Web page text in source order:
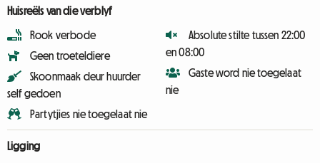
Huisreëls van die verblyf
Rook verbode
Geen troeteldiere
Skoonmaak deur huurder
self gedoen
Partytjies nie toegelaat nie
Absolute stilte tussen 22:00
en 08:00
Gaste word nie toegelaat
nie
Ligging